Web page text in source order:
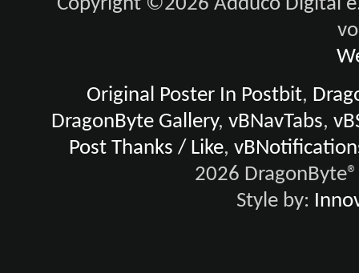
Original Poster In Postbit,
DragonByte Gallery,vBNavTabs,
Post Thanks / Like,
2026
Style by: